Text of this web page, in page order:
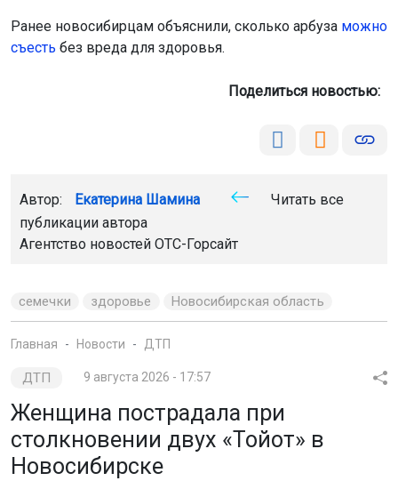
Ранее новосибирцам объяснили, сколько арбуза можно
съесть без вреда для здоровья.
Поделиться новостью:
Автор: Екатерина Шамина
Читать все
публикации автора
Агентство новостей ОТС-Горсайт
семечки здоровье Новосибирская область
Главная Новости ДТП
ДТП 9 августа 2026 - 17:57
Женщина пострадала при
столкновении двух «Тойот» в
Новосибирске